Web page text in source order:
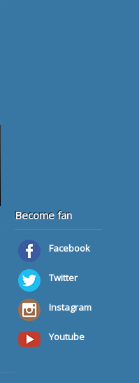
Become fan
Facebook
Twitter
Instagram
Youtube